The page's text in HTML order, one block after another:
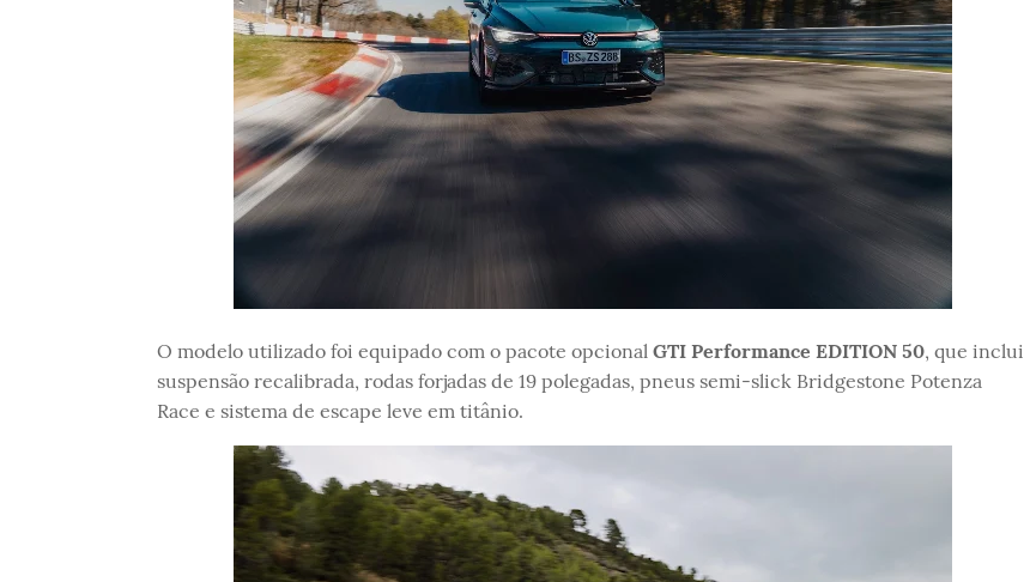
O modelo utilizado foi equipado com o pacote opcional GTI Performance EDITION 50, que inclui
suspensão recalibrada, rodas forjadas de 19 polegadas, pneus semi-slick Bridgestone Potenza
Race e sistema de escape leve em titânio.